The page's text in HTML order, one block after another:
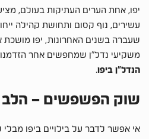
יפו, אחת הערים העתיקות בעולם,
עשירים, נוף קסום ותחושת קהילה
שעברה בשנים האחרונות, יפו מושכת
משקיעי נדל”ן שמחפשים אחר
הנדל”ן ביפו.
שוק הפשפשים – הלב
אי אפשר לדבר על בילויים ביפו